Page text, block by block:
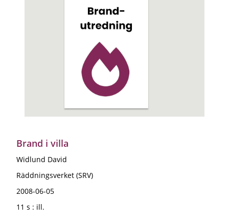
Brand i villa
Widlund David
Räddningsverket (SRV)
2008-06-05
11 s : ill.